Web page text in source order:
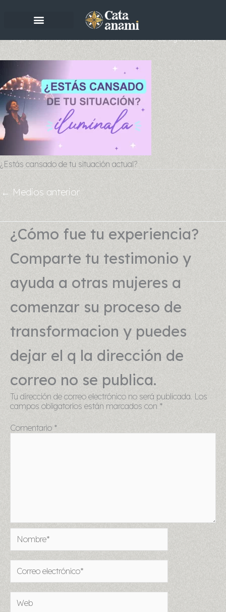
contenido
Deja un comentario / PorAnamiAdmin/25 agosto, 2023
¿Estás cansado de tu situación actual?
← Medios anterior
¿Cómo fue tu experiencia?
Comparte tu testimonio y
ayuda a otras mujeres a
comenzar su proceso de
transformacion y puedes
dejar el q la dirección de
correo no se publica.
Tu dirección de correo electrónico no será publicada. Los
campos obligatorios están marcados con *
Comentario *
Nombre*
Correo
electrónico*
Web